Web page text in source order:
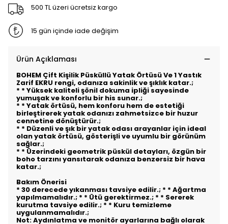
500 TL üzeri ücretsiz kargo
15 gün içinde iade değişim
Ürün Açıklaması
BOHEM Çift Kişilik Püsküllü Yatak Örtüsü Ve 1 Yastık
Zarif EKRU rengi, odanıza sakinlik ve şıklık katar.;
* * Yüksek kaliteli şönil dokuma ipliği sayesinde
yumuşak ve konforlu bir his sunar.;
* * Yatak örtüsü, hem konforu hem de estetiği
birleştirerek yatak odanızı zahmetsizce bir huzur
cennetine dönüştürür.;
* * Düzenli ve şık bir yatak odası arayanlar için ideal
olan yatak örtüsü, gösterişli ve uyumlu bir görünüm
sağlar.;
* * Üzerindeki geometrik püskül detayları, özgün bir
boho tarzını yansıtarak odanıza benzersiz bir hava
katar.;
Bakım Önerisi
* 30 derecede yıkanması tavsiye edilir.; * * Ağartma
yapılmamalıdır.; * * Ütü gerektirmez.; * * Sererek
kurutma tavsiye edilir.; * * Kuru temizleme
uygulanmamalıdır.;
Not: Aydınlatma ve monitör ayarlarına bağlı olarak